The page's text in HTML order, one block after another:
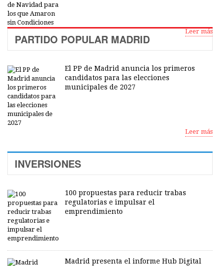
Leer más
PARTIDO POPULAR MADRID
El PP de Madrid anuncia los primeros
candidatos para las elecciones
municipales de 2027
Leer más
INVERSIONES
100 propuestas para reducir trabas
regulatorias e impulsar el
emprendimiento
Madrid presenta el informe Hub Digital